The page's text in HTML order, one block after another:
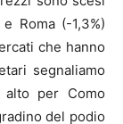
Roma (-1,3%)
che hanno
segnaliamo
alto per Como
del podio